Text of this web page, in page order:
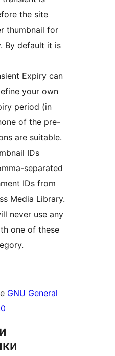
the site
thumbnail for
By default it is
Expiry can
your own
period (in
of the pre-
are suitable.
IDs
separated
IDs from
Media Library.
never use any
one of these
GNU General